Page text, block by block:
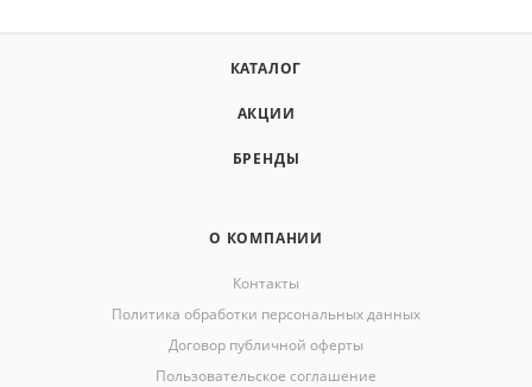
КАТАЛОГ
АКЦИИ
БРЕНДЫ
О КОМПАНИИ
Контакты
Политика обработки персональных данных
Договор публичной оферты
Пользовательское соглашение